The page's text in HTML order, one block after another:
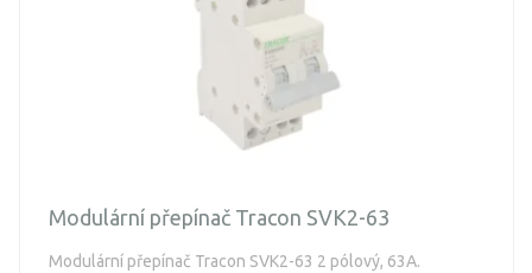
Modulární přepínač Tracon SVK2-63
Modulární přepínač Tracon SVK2-63 2 pólový, 63A.